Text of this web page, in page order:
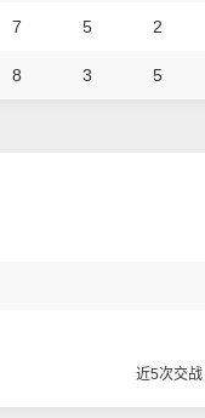
7 5 2
8 3 5
近5次交